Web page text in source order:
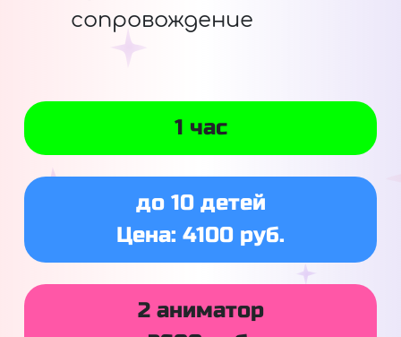
сопровождение
1 час
до 10 детей
Цена: 4100 руб.
2 аниматор